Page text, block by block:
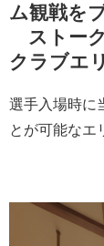
ム観戦を
ストー
クラブエ
選手入場時に
とが可能なエ